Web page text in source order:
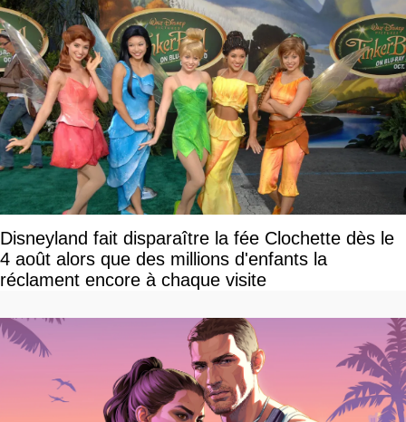
Disneyland fait disparaître la fée Clochette dès le
4 août alors que des millions d'enfants la
réclament encore à chaque visite